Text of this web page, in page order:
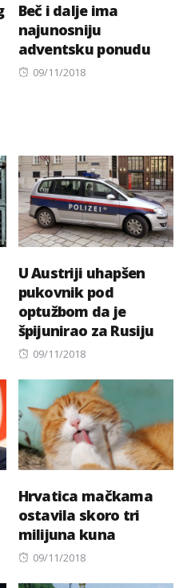
Beč i dalje ima
najunosniju
adventsku ponudu
Posted
09/11/2018
U Austriji uhapšen
pukovnik pod
optužbom da je
špijunirao za Rusiju
Posted
09/11/2018
Hrvatica mačkama
ostavila skoro tri
milijuna kuna
Posted
09/11/2018